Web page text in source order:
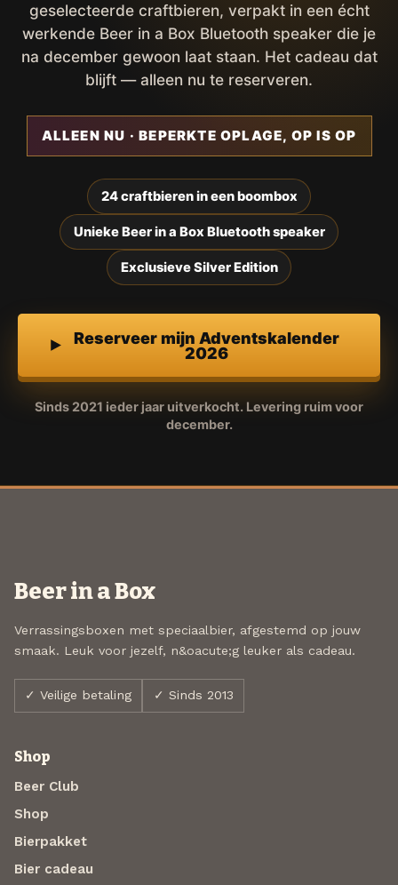
geselecteerde craftbieren, verpakt in een écht
werkende Beer in a Box Bluetooth speaker die je
na december gewoon laat staan. Het cadeau dat
blijft — alleen nu te reserveren.
ALLEEN NU · BEPERKTE OPLAGE, OP IS OP
24 craftbieren in een boombox
Unieke Beer in a Box Bluetooth speaker
Exclusieve Silver Edition
Reserveer mijn Adventskalender
2026
Sinds 2021 ieder jaar uitverkocht. Levering ruim voor
december.
Beer in a Box
Verrassingsboxen met speciaalbier, afgestemd op jouw
smaak. Leuk voor jezelf, n&oacute;g leuker als cadeau.
✓ Veilige betaling ✓ Sinds 2013
Shop
Beer Club
Shop
Bierpakket
Bier cadeau